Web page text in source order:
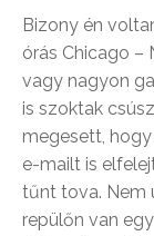
Bizony én
órás Chicago –
vagy nagyon
is szoktak
megesett,
e-mailt is
tűnt tova. Nem
repülőn van